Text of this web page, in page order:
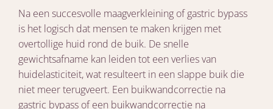
Na een succesvolle maagverkleining of gastric bypass
is het logisch dat mensen te maken krijgen met
overtollige huid rond de buik. De snelle
gewichtsafname kan leiden tot een verlies van
huidelasticiteit, wat resulteert in een slappe buik die
niet meer terugveert. Een buikwandcorrectie na
gastric bypass of een buikwandcorrectie na